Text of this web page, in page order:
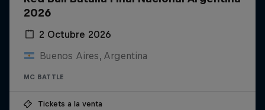
2026
2 Octubre 2026
Buenos Aires, Argentina
MC BATTLE
Tickets a la venta